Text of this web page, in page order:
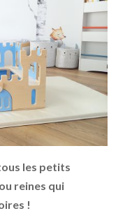
les petits
reines qui
!